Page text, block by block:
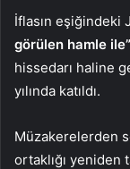
İflasın eşiğindeki
görülen hamle ile”
hissedarı haline
yılında katıldı.
Müzakerelerden
ortaklığı